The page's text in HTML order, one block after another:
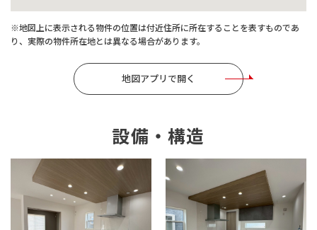
※地図上に表示される物件の位置は付近住所に所在することを表すものであ
り、実際の物件所在地とは異なる場合があります。
地図アプリで開く
設備・構造